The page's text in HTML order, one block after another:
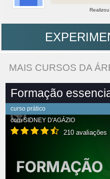
Realizou
MAIS CURSOS DA
Formação
curso prático
comSIDNEY D'AGÁZIO
210 avaliações